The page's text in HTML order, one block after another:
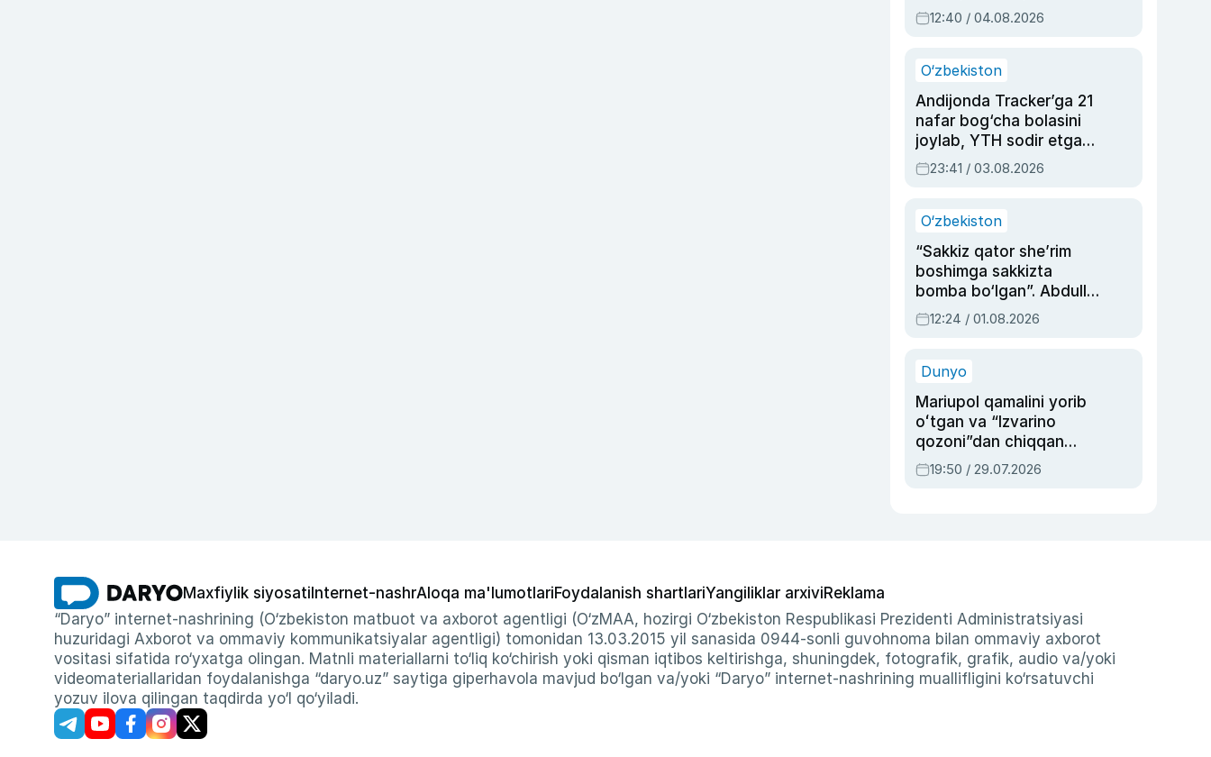
intellektni boshqara
olmay qolishidan xavotir
12:40 / 04.08.2026
O‘zbekiston
Andijonda Tracker’ga 21
nafar bog‘cha bolasini
joylab, YTH sodir etgan
ayolga sud hukmi o‘qildi
23:41 / 03.08.2026
O‘zbekiston
“Sakkiz qator she’rim
boshimga sakkizta
bomba bo‘lgan”. Abdulla
Oripovni siyosiy
ayblovlardan asrab
12:24 / 01.08.2026
Dunyo
Mariupol qamalini yorib
oʻtgan va “Izvarino
qozoni”dan chiqqan
qahramon — Ukraina
armiyasi bosh
19:50 / 29.07.2026
Maxfiylik siyosati Internet-nashrAloqa ma'lumotlariFoydalanish shartlariYangiliklar arxiviReklama
“Daryo” internet-nashrining (O‘zbekiston matbuot va axborot agentligi (O‘zMAA, hozirgi O‘zbekiston Respublikasi Prezidenti Administratsiyasi
huzuridagi Axborot va ommaviy kommunikatsiyalar agentligi) tomonidan 13.03.2015 yil sanasida 0944-sonli guvohnoma bilan ommaviy axborot
vositasi sifatida ro‘yxatga olingan. Matnli materiallarni to‘liq ko‘chirish yoki qisman iqtibos keltirishga, shuningdek, fotografik, grafik, audio va/yoki
videomateriallaridan foydalanishga “daryo.uz” saytiga giperhavola mavjud bo‘lgan va/yoki “Daryo” internet-nashrining muallifligini ko‘rsatuvchi
yozuv ilova qilingan taqdirda yo‘l qo‘yiladi.